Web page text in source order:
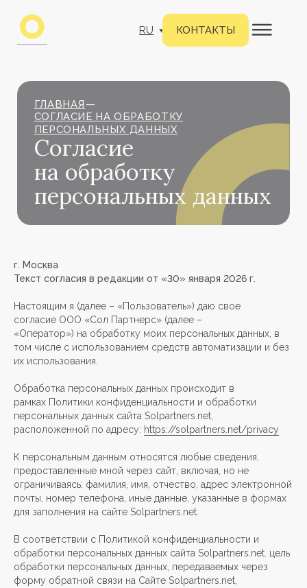
КОНТАКТЫ
ГЛАВНАЯ—
ПЕРСОНАЛЬНЫХ ДАННЫХ
Согласие
на обработку
персональных данных
г. Москва
Текст согласия в редакции от «30» января 2026 г.
Настоящим я (далее – «Пользователь») даю свое
согласие ООО «Сол Партнерс» (далее –
«Оператор») на обработку моих персональных данных, в
том числе с использованием средств автоматизации и без
их использования.
Обработка персональных данных происходит в
рамках Политики конфиденциальности и обработки
персональных данных сайта Solpartners.net,
расположенной по адресу: https://solpartners.net/privacy
К персональным данным относятся любые сведения,
предоставленные мной через сайт, включая, но не
ограничиваясь: фамилия, имя, отчество, адрес электронной
почты, номер телефона, иные данные, указанные в формах
для заполнения на сайте Solpartners.net.
В соответствии с Политикой конфиденциальности и
обработки персональных данных сайта Solpartners.net. цель
обработки персональных данных, передаваемых через
форму обратной связи на Сайте Solpartners.net,